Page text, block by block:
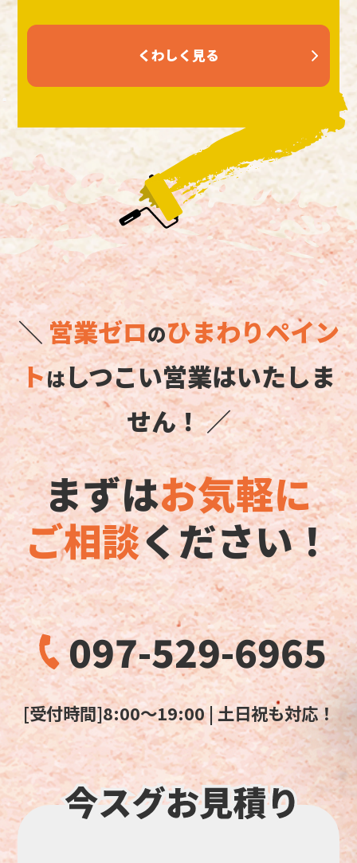
くわしく見る
＼営業ゼロのひまわりペイン
トはしつこい営業はいたしま
せん！ ／
まずはお気軽に
ご相談ください！
097-529-6965
[受付時間]8:00～19:00 | 土日祝も対応！